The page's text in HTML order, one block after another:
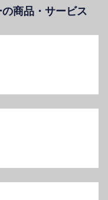
商品・サービス